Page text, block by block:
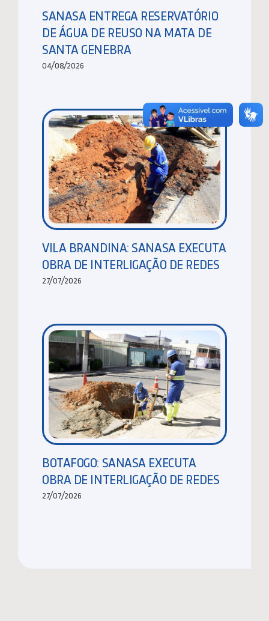
SANASA ENTREGA RESERVATÓRIO
DE ÁGUA DE REUSO NA MATA DE
SANTA GENEBRA
04/08/2026
VILA BRANDINA: SANASA EXECUTA
OBRA DE INTERLIGAÇÃO DE REDES
27/07/2026
BOTAFOGO: SANASA EXECUTA
OBRA DE INTERLIGAÇÃO DE REDES
27/07/2026